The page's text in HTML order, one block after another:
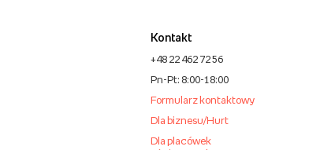
Kontakt
+48 22 462 72 56
Pn-Pt: 8:00-18:00
Formularz kontaktowy
Dla biznesu/Hurt
Dla placówek